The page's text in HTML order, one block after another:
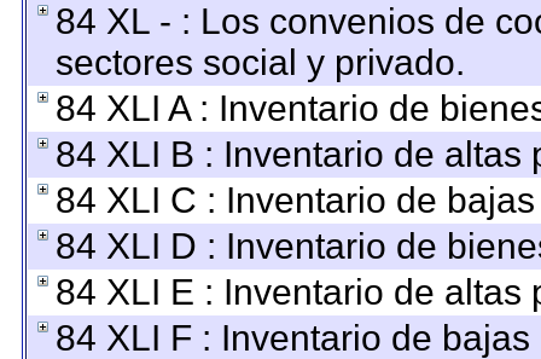
84 XL - : Los convenios de
sectores social y privado.
84 XLI A : Inventario de
84 XLI B : Inventario de
84 XLI C : Inventario de
84 XLI D : Inventario de
84 XLI E : Inventario de
84 XLI F : Inventario de